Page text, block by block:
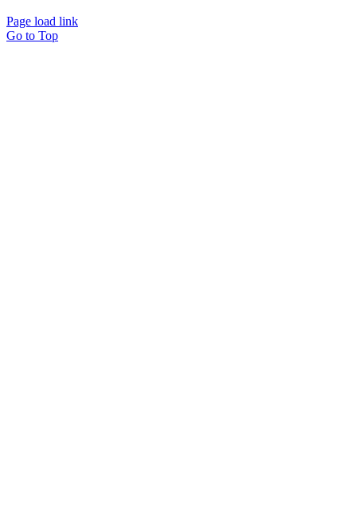
Page load link
Go to Top